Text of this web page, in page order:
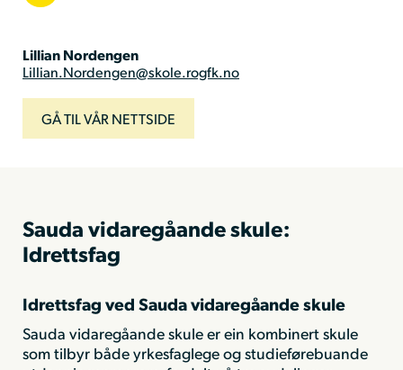
Lillian Nordengen
Lillian.Nordengen@skole.rogfk.no
GÅ TIL VÅR NETTSIDE
Sauda vidaregåande skule:
Idrettsfag
Idrettsfag ved Sauda vidaregåande skule
Sauda vidaregåande skule er ein kombinert skule
som tilbyr både yrkesfaglege og studieførebuande